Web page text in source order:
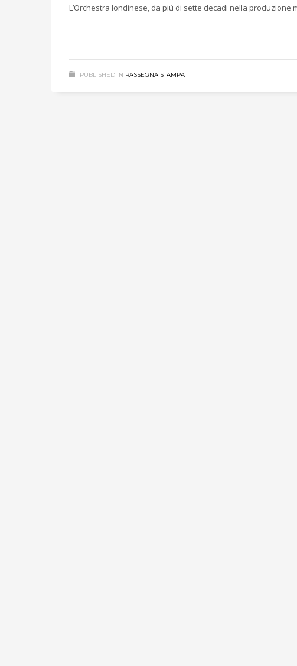
L’Orchestra londinese, da più di sette decadi nella produzione
PUBLISHED IN RASSEGNA STAMPA